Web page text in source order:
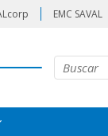
EMC SAVAL